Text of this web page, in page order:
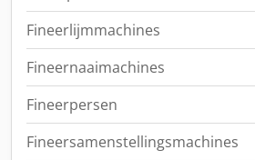
Fineerlijmmachines
Fineernaaimachines
Fineerpersen
Fineersamenstellingsmachines